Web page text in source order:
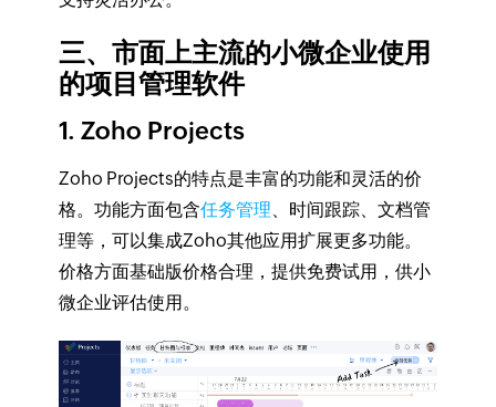
三、市面上主流的小微企业使用
的项目管理软件
1. Zoho Projects
Zoho Projects的特点是丰富的功能和灵活的价
格。功能方面包含任务管理、时间跟踪、文档管
理等，可以集成Zoho其他应用扩展更多功能。
价格方面基础版价格合理，提供免费试用，供小
微企业评估使用。